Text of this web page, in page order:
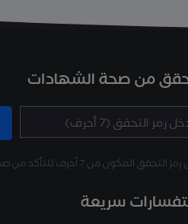
من صحة الشهادات
المكون من 7 أحرف للتأكد من صحة الشهادة
سريعة